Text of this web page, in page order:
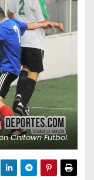
Chitown Futbol.